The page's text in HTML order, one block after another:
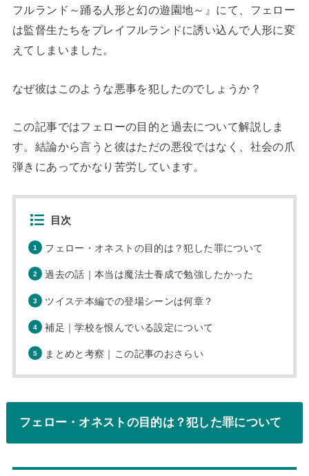
フルランド～踊る人形と幻の遊園地～』にて、フェロー
は監督生たちをプレイフルランドに誘い込んで人形に変
えてしまいました。
なぜ彼はこのような悪事を犯したのでしょうか？
この記事ではフェローの目的と過去について解説しま
す。結論から言うと彼はただの悪役ではなく、社会の爪
弾きにあってかなり苦労しています。
目次
フェロー・オネストの目的は？犯した罪について
過去の話｜本当は魔法士養成で勉強したかった
ツイステ本編での登場シーンは何章？
補足｜学校を恨んでいる設定について
まとめと考察｜この記事のおさらい
フェロー・オネストの目的は？犯した罪について